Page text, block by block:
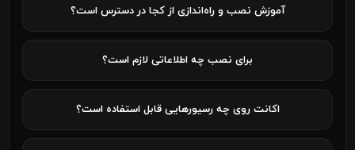
آموزش نصب و راه‌اندازی از کجا در دسترس است؟
برای نصب چه اطلاعاتی لازم است؟
اکانت روی چه رسیورهایی قابل استفاده است؟